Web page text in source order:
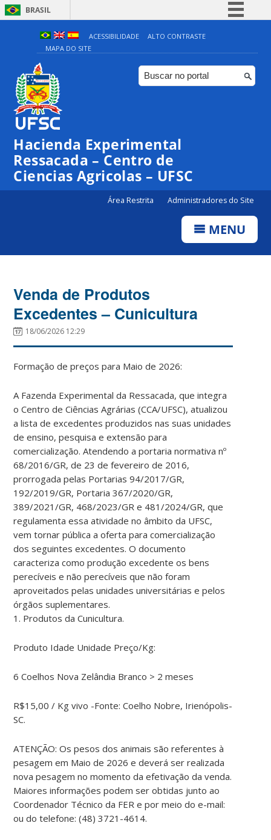
BRASIL
Simplifique!
Comunica BR
Participe
ACESSIBILIDADE
ALTO CONTRASTE
MAPA DO SITE
Hacienda Experimental
Ressacada – Centro de
Ciencias Agricolas – UFSC
Área Restrita Administradores do Site
MENU
Venda de Produtos
Excedentes – Cunicultura
18/06/2026 12:29
Formação de preços para Maio de 2026:
A Fazenda Experimental da Ressacada, que integra
o Centro de Ciências Agrárias (CCA/UFSC), atualizou
a lista de excedentes produzidos nas suas unidades
de ensino, pesquisa e extensão para
comercialização. Atendendo a portaria normativa nº
68/2016/GR, de 23 de fevereiro de 2016,
prorrogada pelas Portarias 94/2017/GR,
192/2019/GR, Portaria 367/2020/GR,
389/2021/GR, 468/2023/GR e 481/2024/GR, que
regulamenta essa atividade no âmbito da UFSC,
vem tornar pública a oferta para comercialização
dos seguintes excedentes. O documento
caracteriza como produção excedente os bens
perecíveis e não perecíveis que não foram
aproveitados pelas unidades universitárias e pelos
órgãos suplementares.
1. Produtos da Cunicultura.
Produto Idade Unidade Preço/Kg:
6 Coelhos Nova Zelândia Branco > 2 meses
R$15,00 / Kg vivo -Fonte: Coelho Nobre, Irienópolis-
SC.
ATENÇÃO: Os pesos dos animais são referentes à
pesagem em Maio de 2026 e deverá ser realizada
nova pesagem no momento da efetivação da venda.
Maiores informações podem ser obtidas junto ao
Coordenador Técnico da FER e por meio do e-mail:
ou do telefone: (48) 3721-4614.